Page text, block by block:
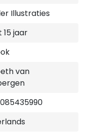
Illustraties
15 jaar
van